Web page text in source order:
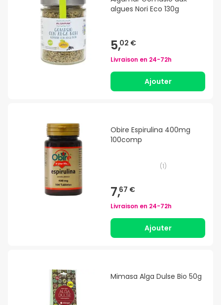
algues Nori Eco 130g
5,02 €
Livraison en 24-72h
Ajouter
Obire Espirulina 400mg
100comp
(1)
7,67 €
Livraison en 24-72h
Ajouter
Mimasa Alga Dulse Bio 50g